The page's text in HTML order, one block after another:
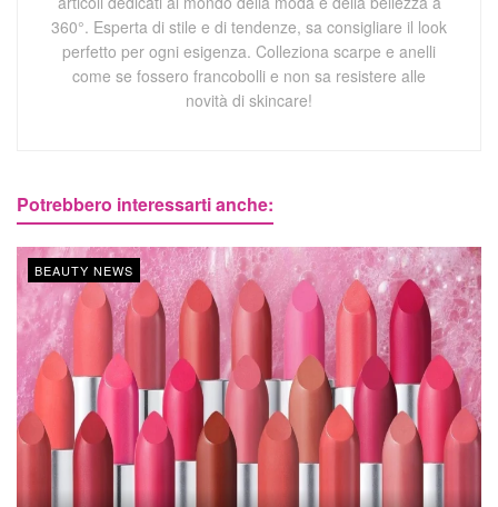
360°. Esperta di stile e di tendenze, sa consigliare il look
perfetto per ogni esigenza. Colleziona scarpe e anelli
come se fossero francobolli e non sa resistere alle
novità di skincare!
Potrebbero interessarti anche:
BEAUTY NEWS